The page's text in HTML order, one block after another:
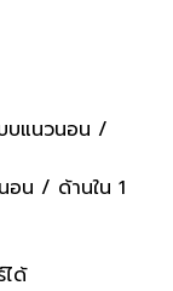
บแนวนอน /
อน / ด้านใน 1
ได้